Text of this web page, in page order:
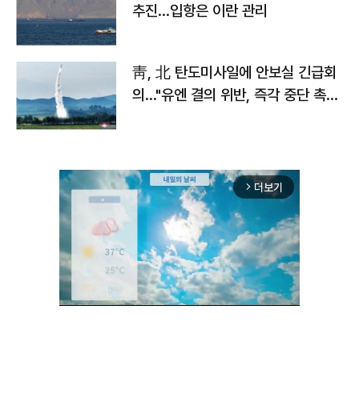
추진…입항은 이란 관리
靑, 北 탄도미사일에 안보실 긴급회
의…"유엔 결의 위반, 즉각 중단 촉
arrow_forward_ios 더보기